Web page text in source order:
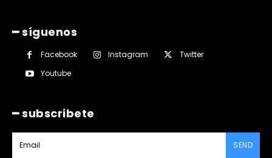
━ síguenos
Facebook Instagram
Twitter
Youtube
━ subscribete
SEND